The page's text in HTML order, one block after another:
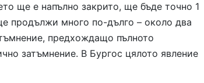
ще е напълно закрито, ще бъде точно 1
продължи много по-дълго – около два
предхождащо пълното
затъмнение. В Бургос цялото явление